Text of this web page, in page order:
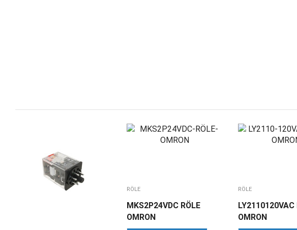
RÖLE
MKS2P24VDC RÖLE
OMRON
RÖLE
LY2110120VAC
OMRON